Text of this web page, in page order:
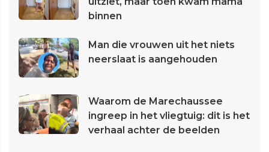
binnen
Man die vrouwen uit het niets
neerslaat is aangehouden
Waarom de Marechaussee
ingreep in het vliegtuig: dit is het
verhaal achter de beelden